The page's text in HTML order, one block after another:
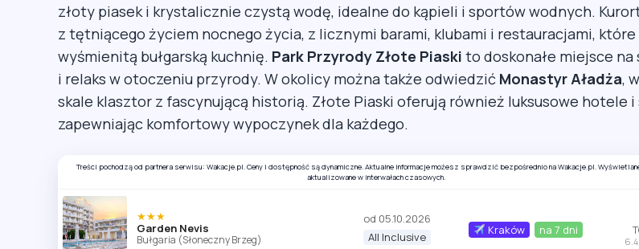
złoty piasek i krystalicznie czystą wodę, idealne do kąpieli i sportów wodnych.
z tętniącego życiem nocnego życia, z licznymi barami, klubami i restauracjami,
wyśmienitą bułgarską kuchnię. Park Przyrody Złote Piaski to doskonałe miejsce na
i relaks w otoczeniu przyrody. W okolicy można także odwiedzić Monastyr Aładża,
skale klasztor z fascynującą historią. Złote Piaski oferują również luksusowe hotele i
zapewniając komfortowy wypoczynek dla każdego.
Treści pochodzą od partnera serwisu: Wakacje.pl. Ceny i dostępność są dynamiczne. Aktualne informacje możesz sprawdzić bezpośrednio na Wakacje.pl.
aktualizowane w interwałach czasowych.
★★★
Garden Nevis
Bułgaria (Słoneczny Brzeg)
od 05.10.2026
All Inclusive
Kraków na 7 dni